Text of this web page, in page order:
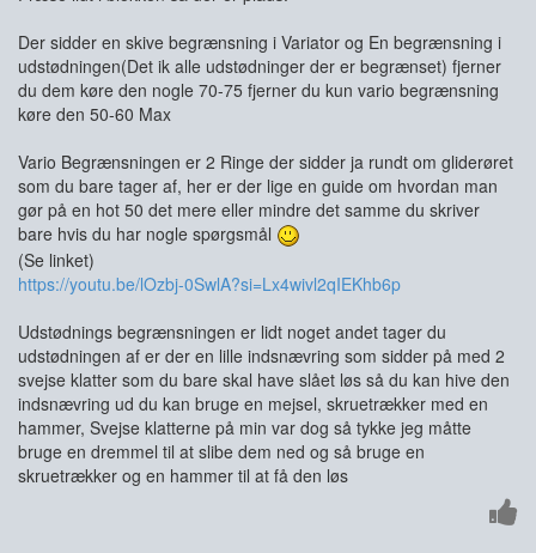
Der sidder en skive begrænsning i Variator og En begrænsning i
udstødningen(Det ik alle udstødninger der er begrænset) fjerner
du dem køre den nogle 70-75 fjerner du kun vario begrænsning
køre den 50-60 Max
Vario Begrænsningen er 2 Ringe der sidder ja rundt om gliderøret
som du bare tager af, her er der lige en guide om hvordan man
gør på en hot 50 det mere eller mindre det samme du skriver
bare hvis du har nogle spørgsmål
(Se linket)
https://youtu.be/lOzbj-0SwlA?si=Lx4wivl2qIEKhb6p
Udstødnings begrænsningen er lidt noget andet tager du
udstødningen af er der en lille indsnævring som sidder på med 2
svejse klatter som du bare skal have slået løs så du kan hive den
indsnævring ud du kan bruge en mejsel, skruetrækker med en
hammer, Svejse klatterne på min var dog så tykke jeg måtte
bruge en dremmel til at slibe dem ned og så bruge en
skruetrækker og en hammer til at få den løs